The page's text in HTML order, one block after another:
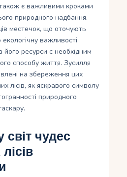
також є важливими кроками
природного надбання.
местечок, що оточують
екологічну важливості
його ресурси є необхідним
способу життя. Зусилля
на збереження цих
лісів, як яскравого символу
природного
чудес